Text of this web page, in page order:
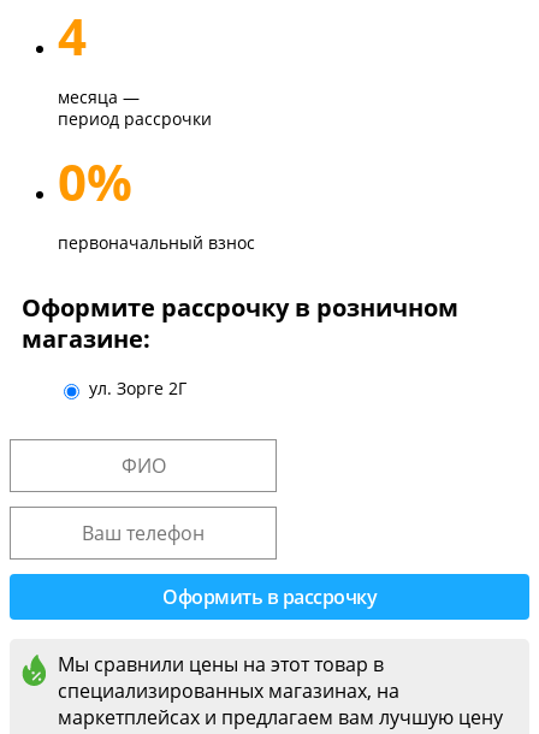
4
месяца —
период рассрочки
0%
первоначальный взнос
Оформите рассрочку в розничном
магазине:
ул. Зорге 2Г
Мы сравнили цены на этот товар в
специализированных магазинах, на
маркетплейсах и предлагаем вам лучшую цену